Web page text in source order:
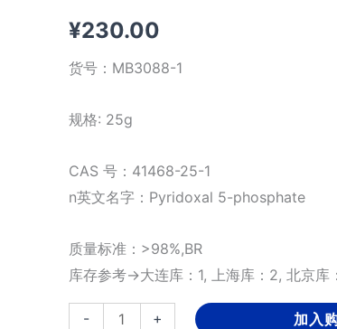
¥230.00
货号： MB3088-1
规格: 25g
CAS 号：41468-25-1
n英文名字：Pyridoxal 5-phosphate
质量标准：>98%,BR
库存参考→大连库：1, 上海库：2, 北京
-
5‘-
+ 加入